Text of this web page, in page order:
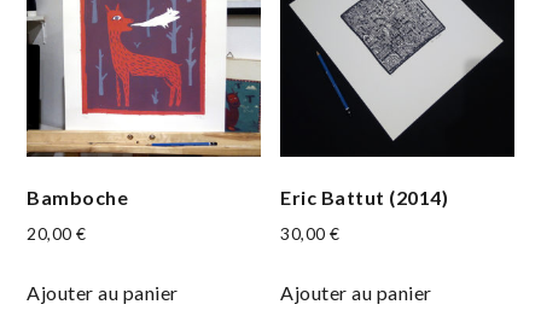
Bamboche
20,00€
Ajouter au panier
Eric Battut (2014)
30,00€
Ajouter au panier